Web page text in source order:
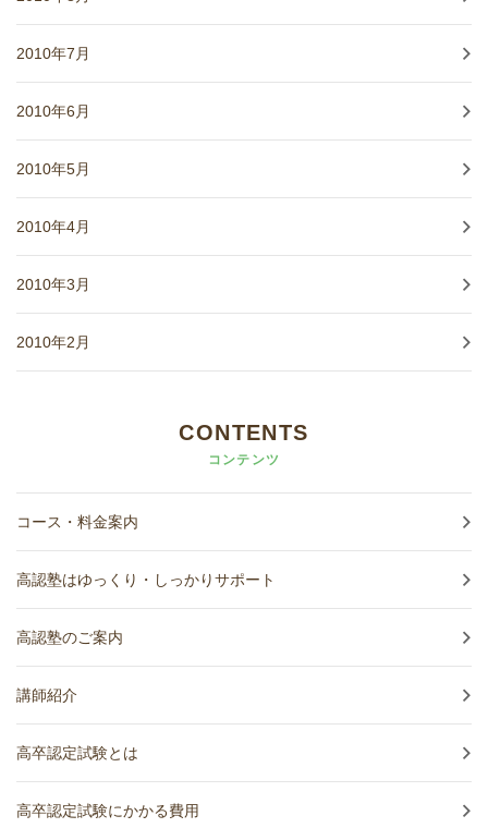
2010年7月
2010年6月
2010年5月
2010年4月
2010年3月
2010年2月
CONTENTS
コンテンツ
コース・料金案内
高認塾はゆっくり・しっかりサポート
高認塾のご案内
講師紹介
高卒認定試験とは
高卒認定試験にかかる費用